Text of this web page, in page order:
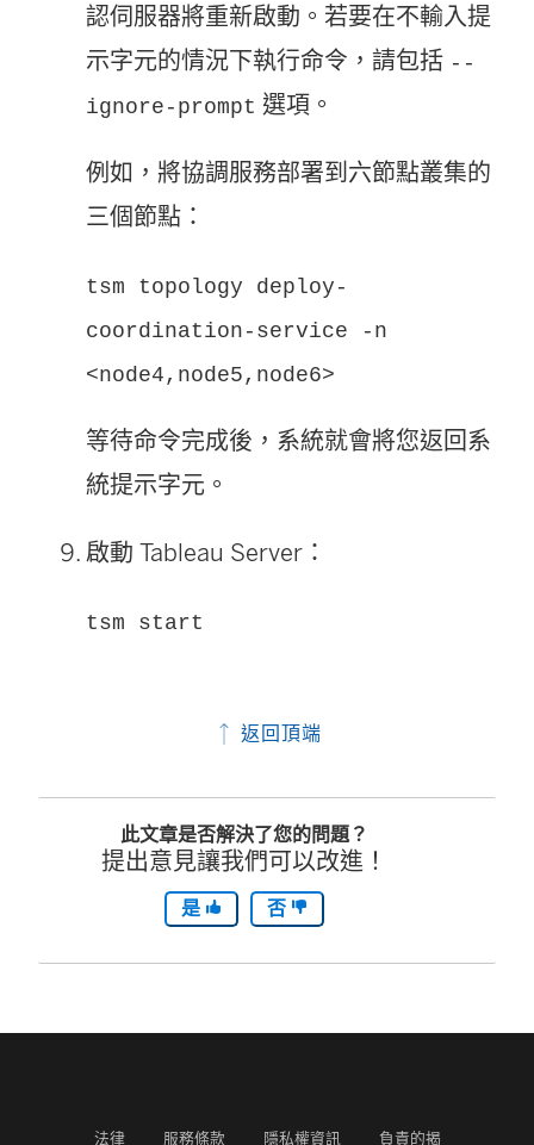
認伺服器將重新啟動。若要在不輸入提
示字元的情況下執行命令，請包括 --
ignore-prompt 選項。
例如，將協調服務部署到六節點叢集的
三個節點：
tsm topology deploy-
coordination-service -n
<node4,node5,node6>
等待命令完成後，系統就會將您返回系
統提示字元。
啟動 Tableau Server ：
tsm start
返回頂端
此文章是否解決了您的問題？
提出意見讓我們可以改進！
是 否
法律 服務條款 隱私權資訊 負責的揭